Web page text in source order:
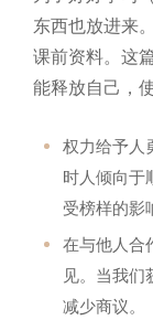
东西也放进来
课前资料。这
能释放自己，
权力给予人
时人倾向于
受榜样的影
在与他人合
见。当我们
减少商议。